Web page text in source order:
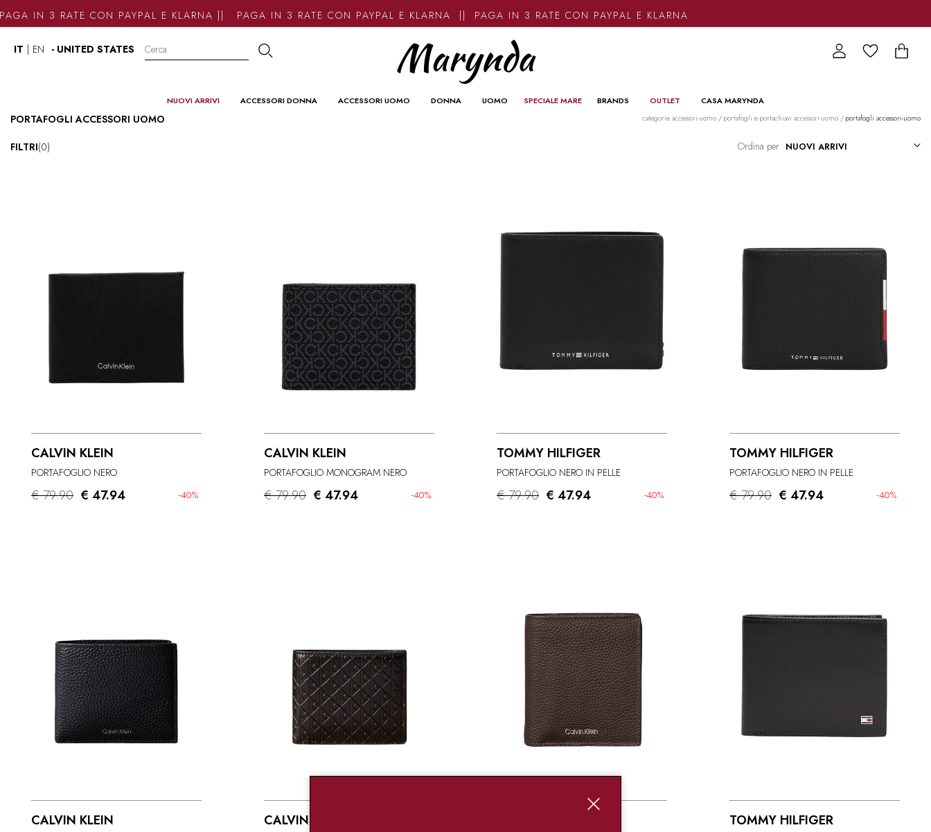
3 RATE CON PAYPAL E KLARNA || PAGA IN 3 RATE CON PAYPAL E KLARNA || PAGA IN 3 RATE CON PAYPAL E KLARNA
IT EN - UNITED STATES
NUOVI ARRIVI ACCESSORI DONNA ACCESSORI UOMO DONNA UOMO SPECIALE MARE BRANDS OUTLET CASA MARYNDA
PORTAFOGLI ACCESSORI UOMO categorie accessori-uomo / portafogli e portachiavi accessori-uomo / portafogli accessori-uomo
FILTRI(0) Ordina per
CALVIN KLEIN
PORTAFOGLIO NERO
€ 79.90 -40%
€ 47.94
CALVIN KLEIN
PORTAFOGLIO MONOGRAM NERO
€ 79.90 -40%
€ 47.94
TOMMY HILFIGER
PORTAFOGLIO NERO IN PELLE
€ 79.90 -40%
€ 47.94
TOMMY HILFIGER
PORTAFOGLIO NERO IN PELLE
€ 79.90 -40%
€ 47.94
CALVIN KLEIN CALVIN KLEIN TOMMY HILFIGER